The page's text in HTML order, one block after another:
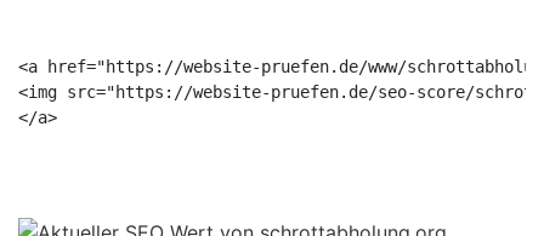
<a href="https://website-pruefen.de/www/
<img src="https://website-pruefen.de/seo-score/